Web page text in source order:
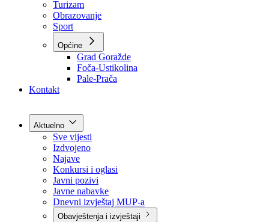
Turizam
Obrazovanje
Sport
Općine
Grad Goražde
Foča-Ustikolina
Pale-Prača
Kontakt
Aktuelno
Sve vijesti
Izdvojeno
Najave
Konkursi i oglasi
Javni pozivi
Javne nabavke
Dnevni izvještaj MUP-a
Obavještenja i izvještaji